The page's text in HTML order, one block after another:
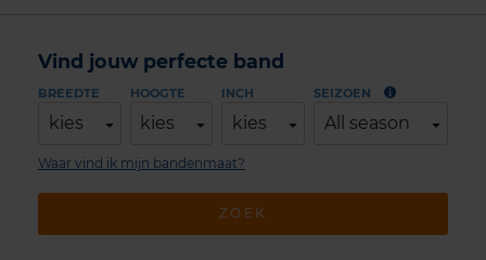
Vind jouw perfecte band
BREEDTE
kies
HOOGTE
kies
INCH
kies
SEIZOEN
All season
ZOEK
Waar vind ik mijn bandenmaat?